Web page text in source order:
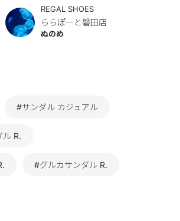
REGAL SHOES
ららぽーと磐田店
ぬのめ
#サンダル カジュアル
ル R.
#グルカサンダル R.